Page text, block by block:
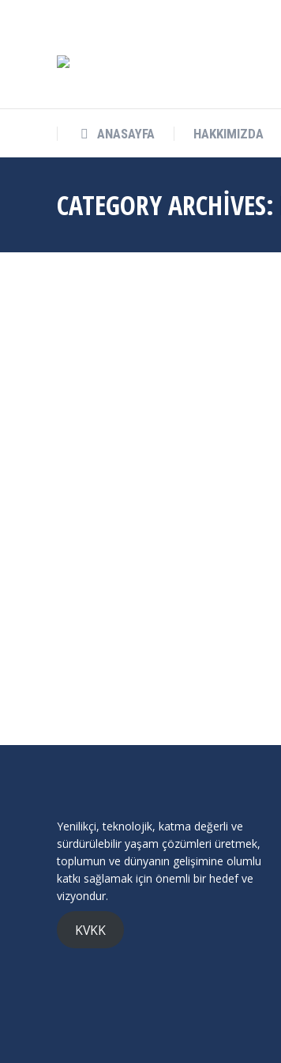
ANASAYFA HAKKIMIZDA
CATEGORY ARCHIVES:
Yenilikçi, teknolojik, katma değerli ve
sürdürülebilir yaşam çözümleri üretmek,
toplumun ve dünyanın gelişimine olumlu
katkı sağlamak için önemli bir hedef ve
vizyondur.
KVKK